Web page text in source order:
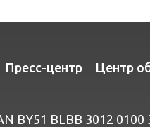
Пресс-центр Центр
BY51 BLBB 3012